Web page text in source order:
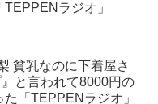
ラジオ」
貧乳なのに下着屋さ
と言われて8000円の
「TEPPENラジオ」